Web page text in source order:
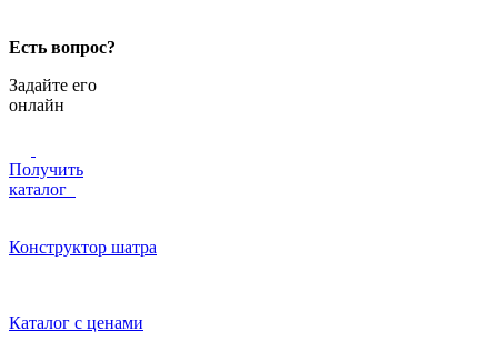
Есть вопрос?
Задайте его
онлайн
Получить
каталог
Конструктор шатра
Каталог с ценами